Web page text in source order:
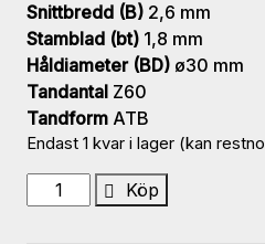
Snittbredd (B) 2,6 mm
Stamblad (bt) 1,8 mm
Håldiameter (BD) ø30 mm
Tandantal Z60
Tandform ATB
Endast 1 kvar i lager (kan
UM
SP
Köp